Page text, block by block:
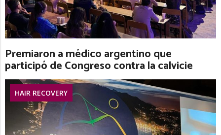
Premiaron a médico argentino que
participó de Congreso contra la calvicie
HAIR RECOVERY